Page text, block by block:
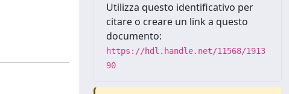
Utilizza questo identificativo per
citare o creare un link a questo
documento:
https://hdl.handle.net/11568/1913
90